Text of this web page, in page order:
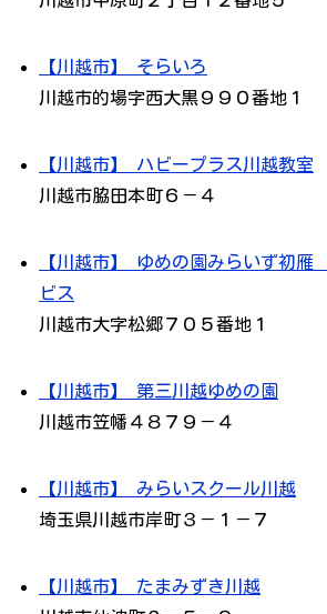
【川越市】 そらいろ
川越市的場字西大黒９９０番地１
【川越市】 ハビープラス川越教室
川越市脇田本町６－４
【川越市】 ゆめの園みらいず初
ビス
川越市大字松郷７０５番地１
【川越市】 第三川越ゆめの園
川越市笠幡４８７９－４
【川越市】 みらいスクール川越
埼玉県川越市岸町３－１－７
【川越市】 たまみずき川越